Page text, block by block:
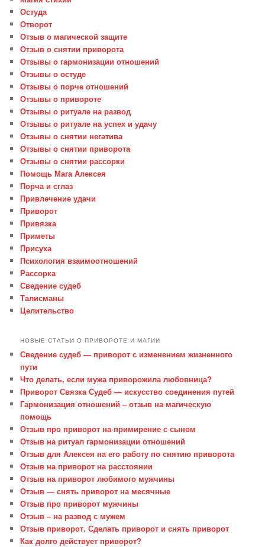
Остуда
Отворот
Отзыв о магической защите
Отзыв о снятии приворота
Отзывы о гармонизации отношений
Отзывы о остуде
Отзывы о порче отношений
Отзывы о привороте
Отзывы о ритуале на развод
Отзывы о ритуале на успех и удачу
Отзывы о снятии негатива
Отзывы о снятии приворота
Отзывы о снятии рассорки
Помощь Мага Алексея
Порча и сглаз
Привлечение удачи
Приворот
Привязка
Приметы
Присуха
Психология взаимоотношений
Рассорка
Сведение судеб
Талисманы
Целительство
НОВЫЕ СТАТЬИ О ПРИВОРОТЕ И МАГИИ
Сведение судеб — приворот с изменением жизненного
пути
Что делать, если мужа приворожила любовница?
Приворот Связка Судеб — искусство соединения путей
Гармонизация отношений – отзыв на магическую
помощь
Отзыв про приворот на примирение с сыном
Отзыв на ритуал гармонизации отношений
Отзыв для Алексея на его работу по снятию приворота
Отзыв на приворот на расстоянии
Отзыв на приворот любимого мужчины
Отзыв — снять приворот на месячные
Отзыв про приворот мужчины
Отзыв – на развод с мужем
Отзыв приворот. Сделать приворот и снять приворот
Как долго действует приворот?